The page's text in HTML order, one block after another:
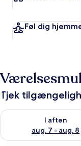
Føl dig
Tjek
I aften
aug. 7 - aug. 8
Tjek tilgængelighed